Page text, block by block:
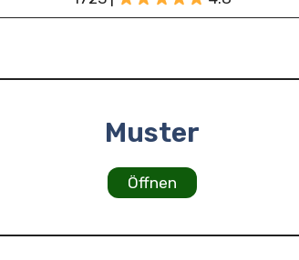
Muster
Öffnen